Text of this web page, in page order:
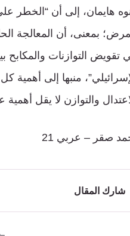
هايمان، إلى أن “الخطر
بمعنى، أن المعالجة
تقويض التوازنات والمكابح
منبها إلى
والتوازن لا يقل
صقر – عربي 21
شارك المقال